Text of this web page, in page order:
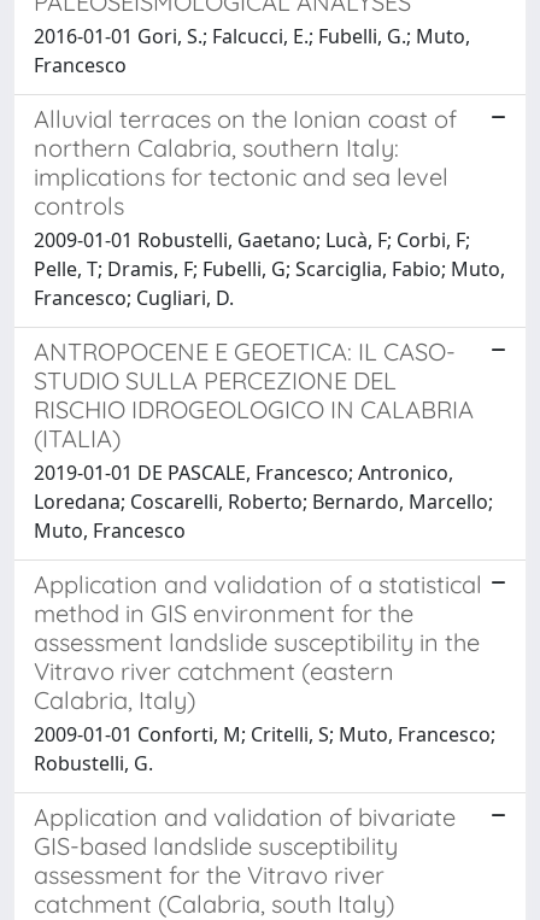
2016-01-01 Gori, S.; Falcucci, E.; Fubelli, G.; Muto,
Francesco
Alluvial terraces on the Ionian coast of
northern Calabria, southern Italy:
implications for tectonic and sea level
controls
2009-01-01 Robustelli, Gaetano; Lucà, F; Corbi, F;
Pelle, T; Dramis, F; Fubelli, G; Scarciglia, Fabio; Muto,
Francesco; Cugliari, D.
ANTROPOCENE E GEOETICA: IL CASO-
STUDIO SULLA PERCEZIONE DEL
RISCHIO IDROGEOLOGICO IN CALABRIA
(ITALIA)
2019-01-01 DE PASCALE, Francesco; Antronico,
Loredana; Coscarelli, Roberto; Bernardo, Marcello;
Muto, Francesco
Application and validation of a statistical
method in GIS environment for the
assessment landslide susceptibility in the
Vitravo river catchment (eastern
Calabria, Italy)
2009-01-01 Conforti, M; Critelli, S; Muto, Francesco;
Robustelli, G.
Application and validation of bivariate
GIS-based landslide susceptibility
assessment for the Vitravo river
catchment (Calabria, south Italy)